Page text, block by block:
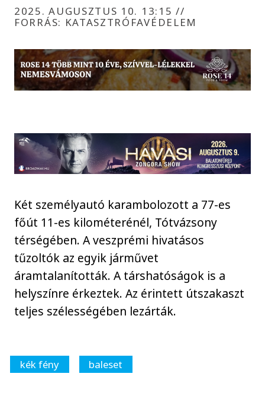
2025. AUGUSZTUS 10. 13:15//
FORRÁS: KATASZTRÓFAVÉDELEM
Két személyautó karambolozott a 77-es
főút 11-es kilométerénél, Tótvázsony
térségében. A veszprémi hivatásos
tűzoltók az egyik járművet
áramtalanították. A társhatóságok is a
helyszínre érkeztek. Az érintett útszakaszt
teljes szélességében lezárták.
kék fény baleset